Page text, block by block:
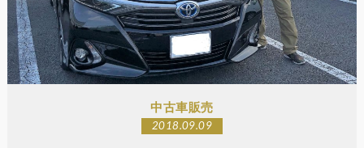
中古車販売
2018.09.09